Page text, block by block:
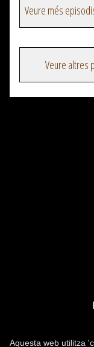
Veure altres
Aquesta web utilitza